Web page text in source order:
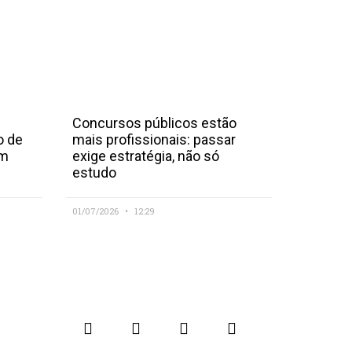
de
Concursos públicos estão
mais profissionais: passar
exige estratégia, não só
estudo
01/07/2026 12:29